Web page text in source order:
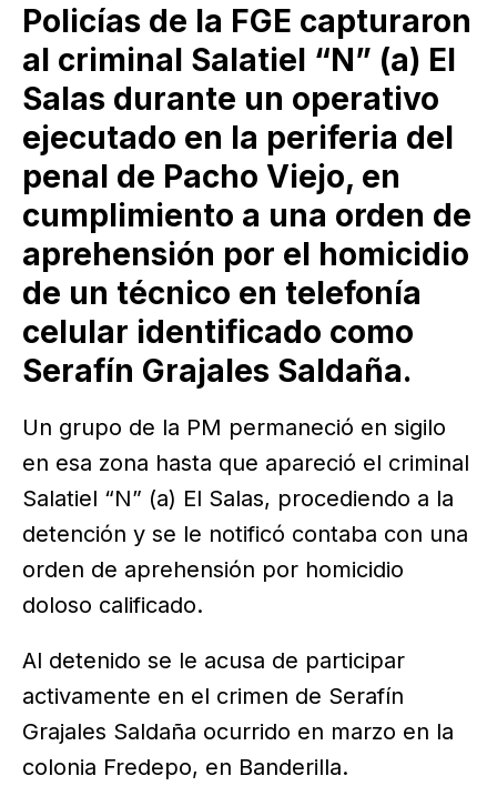
Policías de la FGE capturaron
al criminal Salatiel “N” (a) El
Salas durante un operativo
ejecutado en la periferia del
penal de Pacho Viejo, en
cumplimiento a una orden de
aprehensión por el homicidio
de un técnico en telefonía
celular identificado como
Serafín Grajales Saldaña.
Un grupo de la PM permaneció en sigilo
en esa zona hasta que apareció el criminal
Salatiel “N” (a) El Salas, procediendo a la
detención y se le notificó contaba con una
orden de aprehensión por homicidio
doloso calificado.
Al detenido se le acusa de participar
activamente en el crimen de Serafín
Grajales Saldaña ocurrido en marzo en la
colonia Fredepo, en Banderilla.